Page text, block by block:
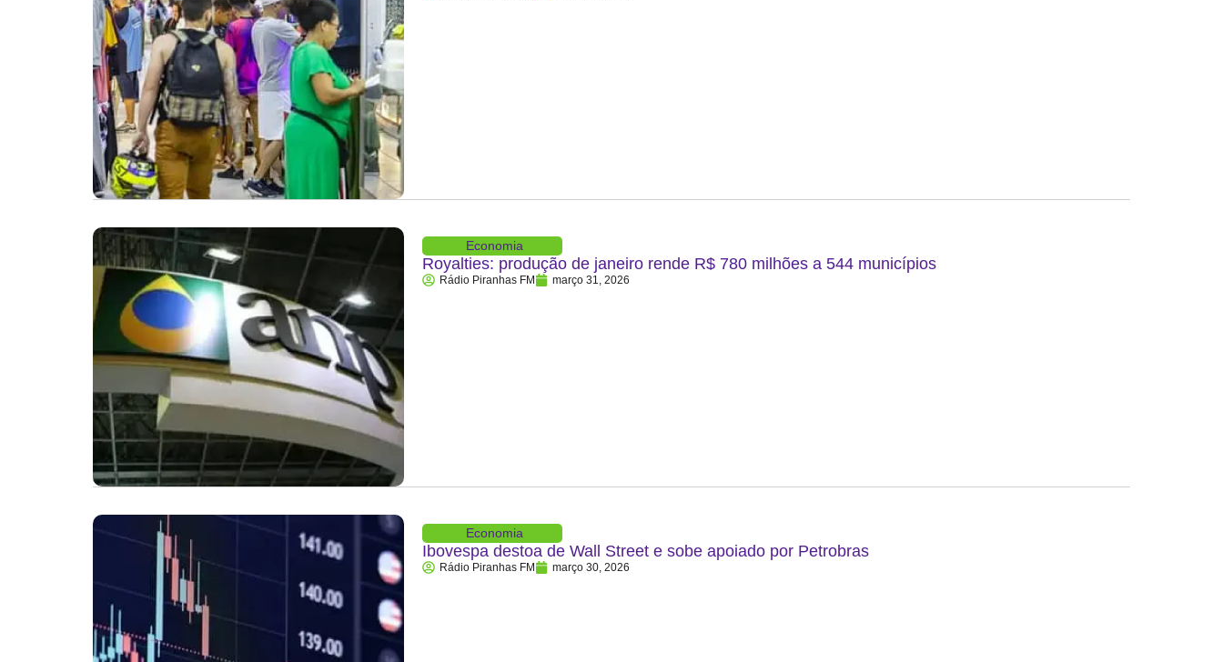
Economia
Royalties: produção de janeiro rende R$ 780 milhões a 544 municípios
Rádio Piranhas FM março 31, 2026
Economia
Ibovespa destoa de Wall Street e sobe apoiado por Petrobras
Rádio Piranhas FM março 30, 2026